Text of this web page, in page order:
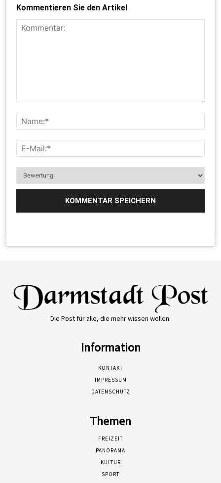
Kommentieren Sie den Artikel
Die Post für alle, die mehr wissen wollen.
Information
KONTAKT
IMPRESSUM
DATENSCHUTZ
Themen
FREIZEIT
PANORAMA
KULTUR
SPORT